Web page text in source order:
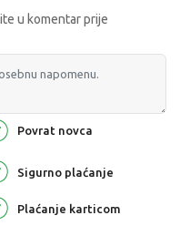
u komentar prije
Povrat novca
Sigurno plaćanje
Plaćanje karticom